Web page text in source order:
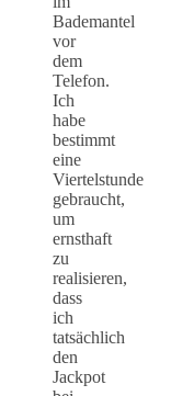
Bademantel
vor
dem
Telefon.
Ich
habe
bestimmt
eine
Viertelstunde
gebraucht,
um
ernsthaft
zu
realisieren,
dass
ich
tatsächlich
den
Jackpot